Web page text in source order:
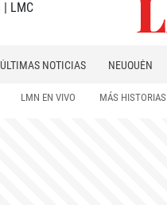
ÚLTIMAS NOTICIAS NEUQUÉN
LMN EN VIVO MÁS HISTORIAS